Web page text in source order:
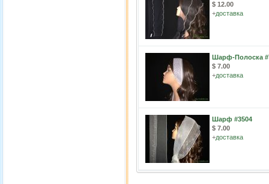
$ 12.00
+доставка
Шарф-Полоска
$ 7.00
+доставка
Шарф #3504
$ 7.00
+доставка